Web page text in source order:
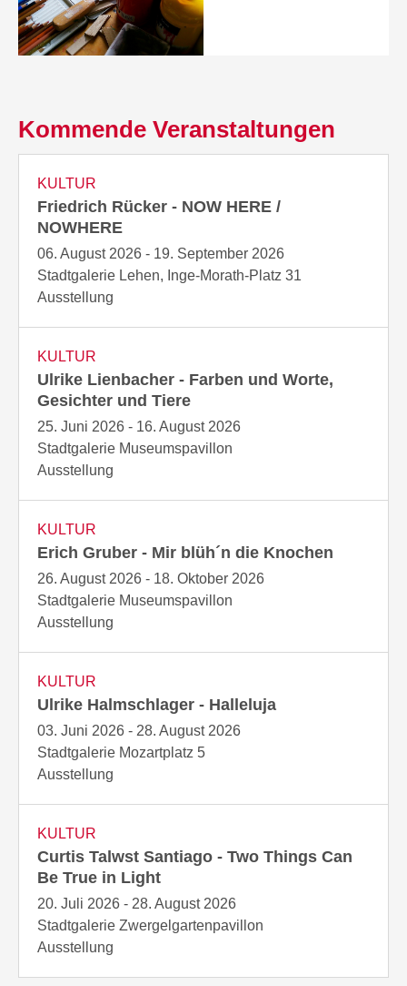
Kommende Veranstaltungen
KULTUR
Friedrich Rücker - NOW HERE /
NOWHERE
06. August 2026 - 19. September 2026
Stadtgalerie Lehen, Inge-Morath-Platz 31
Ausstellung
KULTUR
Ulrike Lienbacher - Farben und Worte,
Gesichter und Tiere
25. Juni 2026 - 16. August 2026
Stadtgalerie Museumspavillon
Ausstellung
KULTUR
Erich Gruber - Mir blüh´n die Knochen
26. August 2026 - 18. Oktober 2026
Stadtgalerie Museumspavillon
Ausstellung
KULTUR
Ulrike Halmschlager - Halleluja
03. Juni 2026 - 28. August 2026
Stadtgalerie Mozartplatz 5
Ausstellung
KULTUR
Curtis Talwst Santiago - Two Things Can
Be True in Light
20. Juli 2026 - 28. August 2026
Stadtgalerie Zwergelgartenpavillon
Ausstellung